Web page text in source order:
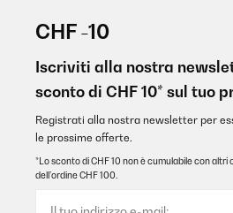
frisch gewaschenWärmt sehr schnell
Tradurre
CHF -10
Iscriviti alla nostra
sconto di CHF 10* sul tuo
Registrati alla nostra newsletter per
le prossime offerte.
*Lo sconto di CHF 10 non è cumulabile con altri
dell’ordine CHF 100.